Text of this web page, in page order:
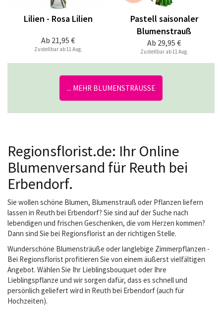
Ab 21,95 €
Lilien - Rosa Lilien
Zustellbar ab 11 Aug.
Ab 29,95 €
Pastell saisonaler
Blumenstrauß
Zustellbar ab 11 Aug.
... MEHR BLUMENSTRÄUSSE
Regionsflorist.de: Ihr Online
Blumenversand für Reuth bei
Erbendorf.
Sie wollen schöne Blumen, Blumenstrauß oder Pflanzen liefern
lassen in Reuth bei Erbendorf? Sie sind auf der Suche nach
lebendigen und frischen Geschenken, die vom Herzen kommen?
Dann sind Sie bei Regionsflorist an der richtigen Stelle.
Wunderschöne Blumensträuße oder langlebige Zimmerpflanzen -
Bei Regionsflorist profitieren Sie von einem äußerst vielfältigen
Angebot. Wählen Sie Ihr Lieblingsbouquet oder Ihre
Lieblingspflanze und wir sorgen dafür, dass es schnell und
persönlich geliefert wird in Reuth bei Erbendorf (auch für
Hochzeiten).